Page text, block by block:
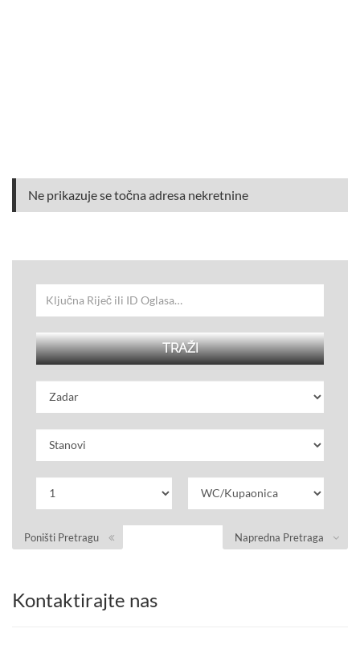
Ne prikazuje se točna adresa nekretnine
Napredna Pretraga
Poništi Pretragu
Kontaktirajte nas